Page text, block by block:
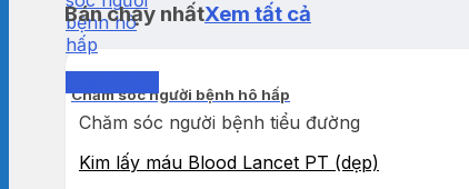
Chăm sóc người bệnh hô hấp
Bán chạy nhấtXem tất cả
Chăm sóc người bệnh tiểu đường
Kim lấy máu Blood Lancet PT (dẹp)